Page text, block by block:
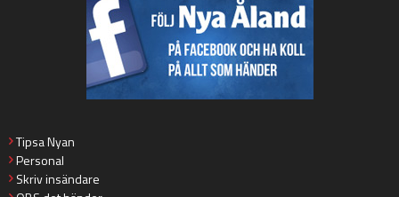
Tipsa Nyan
Personal
Skriv insändare